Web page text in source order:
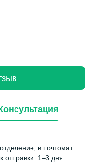
в почтомат
отправки: 1–3 дня.